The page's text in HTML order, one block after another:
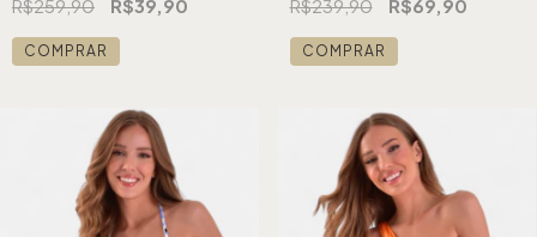
R$259,90 R$39,90
COMPRAR
R$239,90 R$69,90
COMPRAR